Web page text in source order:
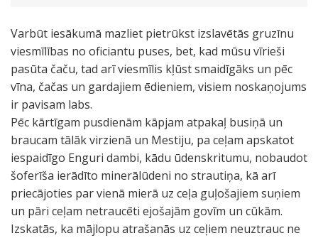
Varbūt iesākumā mazliet pietrūkst izslavētās gruzīnu
viesmīlības no oficiantu puses, bet, kad mūsu vīrieši
pasūta čaču, tad arī viesmīlis kļūst smaidīgāks un pēc
vīna, čačas un gardajiem ēdieniem, visiem noskaņojums
ir pavisam labs.
Pēc kārtīgam pusdienām kāpjam atpakaļ busiņā un
braucam tālāk virzienā un Mestiju, pa ceļam apskatot
iespaidīgo Enguri dambi, kādu ūdenskritumu, nobaudot
šoferīša ierādīto minerālūdeni no strautiņa, kā arī
priecājoties par vienā mierā uz ceļa guļošajiem suņiem
un pāri ceļam netraucēti ejošajām govīm un cūkām.
Izskatās, ka mājlopu atrašanās uz ceļiem neuztrauc ne